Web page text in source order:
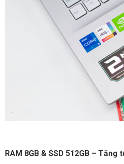
RAM 8GB & SSD 512GB – Tăng